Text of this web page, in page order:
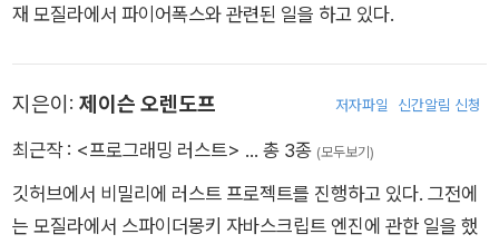
재 모질라에서 파이어폭스와 관련된 일을 하고 있다.
지은이: 제이슨 오렌도프 저자파일 신간알림 신청
최근작 : <프로그래밍 러스트> … 총 3종 (모두보기)
깃허브에서 비밀리에 러스트 프로젝트를 진행하고 있다. 그전에
는 모질라에서 스파이더몽키 자바스크립트 엔진에 관한 일을 했